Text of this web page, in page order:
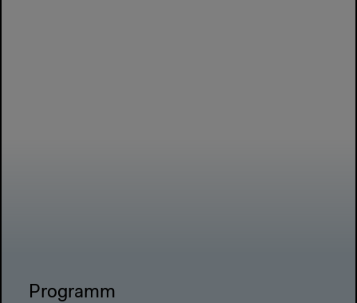
Programm